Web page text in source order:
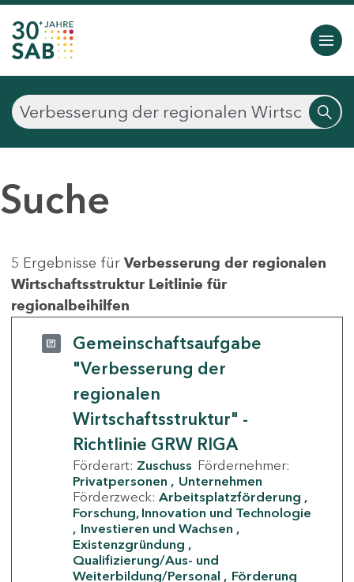
Suche
5 Ergebnisse für Verbesserung der regionalen
Wirtschaftsstruktur Leitlinie für
regionalbeihilfen
Gemeinschaftsaufgabe
"Verbesserung der
regionalen
Wirtschaftsstruktur" -
Richtlinie GRW RIGA
Förderart: Zuschuss Fördernehmer:
Privatpersonen
Unternehmen
Förderzweck: Arbeitsplatzförderung
Forschung, Innovation und Technologie
Investieren und Wachsen
Existenzgründung
Qualifizierung/Aus- und
Weiterbildung/Personal
Förderung